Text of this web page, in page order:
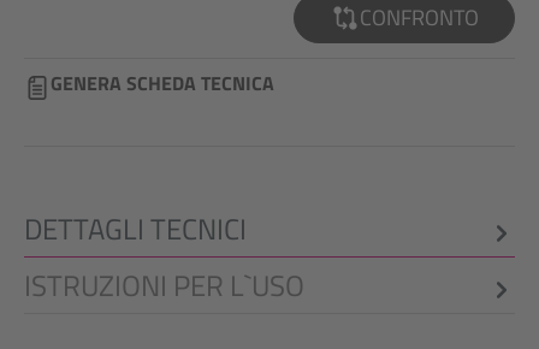
CONFRONTO
GENERA SCHEDA TECNICA
DETTAGLI TECNICI
ISTRUZIONI PER L`USO